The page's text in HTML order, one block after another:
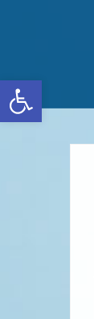
Otwórz pasek narzędzi